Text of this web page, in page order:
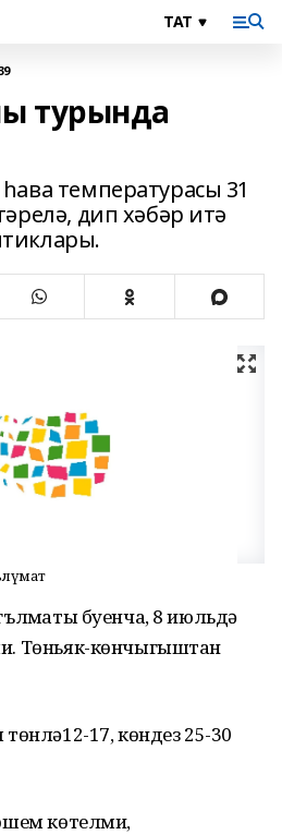
турында
температурасы 31
дип хәбәр итә
буенча, 8 июльдә
Төньяк-көнчыгыштан
17, көндез 25-30
көтелми,